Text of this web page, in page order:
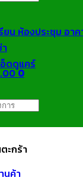
0
ะกร้า
นค้า
น ห้องประชุม อาค
อ็ดดูแคร์